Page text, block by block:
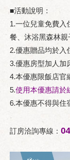
■活動說明：
1.一位兒童免費入
餐、沐浴黑森林親
2.優惠贈品均於入
3.優惠房型加人加
4.本優惠限飯店官
5.使用本優惠請於
6.本優惠不得與住
訂房洽詢專線：